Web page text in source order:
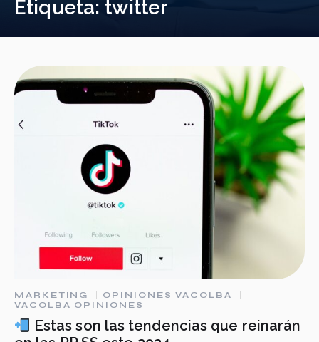
Etiqueta: twitter
MARKETING
OPINIONES VACOLBA
VACOLBA OPINIONES
Estas son las tendencias que reinarán